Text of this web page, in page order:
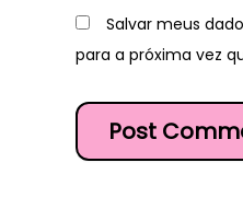
Salvar meus
para a próxima vez